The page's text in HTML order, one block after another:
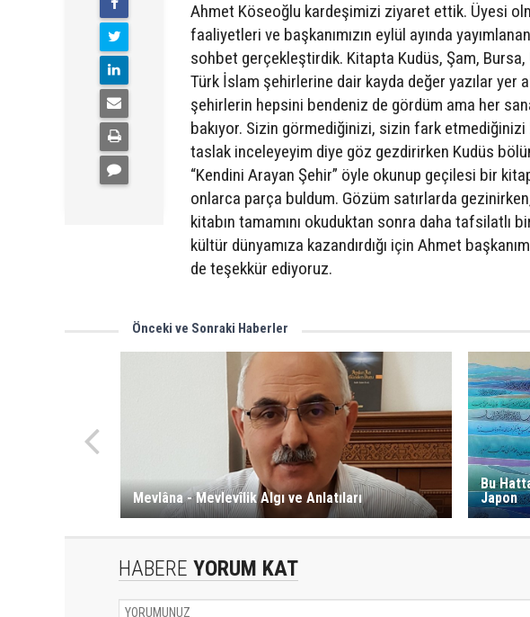
Ahmet Köseoğlu kardeşimizi ziyaret ettik. Üyesi
faaliyetleri ve başkanımızın eylül ayında
sohbet gerçekleştirdik. Kitapta Kudüs, Şam, Bursa,
Türk İslam şehirlerine dair kayda değer yazılar yer
şehirlerin hepsini bendeniz de gördüm ama her
bakıyor. Sizin görmediğinizi, sizin fark
taslak inceleyeyim diye göz gezdirirken Kudüs
“Kendini Arayan Şehir” öyle okunup geçilesi bir
onlarca parça buldum. Gözüm satırlarda
kitabın tamamını okuduktan sonra daha tafsilatlı
kültür dünyamıza kazandırdığı için Ahmet
de teşekkür ediyoruz.
Önceki ve Sonraki Haberler
Mevlâna - Mevlevîlik Algı ve Anlatıları
Bu
Japon
HABERE YORUM KAT